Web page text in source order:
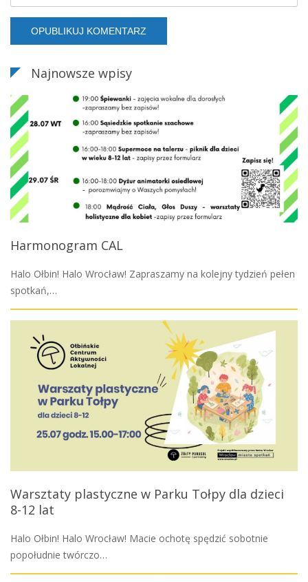
Najnowsze wpisy
Harmonogram CAL
Halo Ołbin! Halo Wrocław! Zapraszamy na kolejny tydzień pełen
spotkań,…
Warsztaty plastyczne w Parku Tołpy dla dzieci
8-12 lat
Halo Ołbin! Halo Wrocław! Macie ochotę spędzić sobotnie
popołudnie twórczo…